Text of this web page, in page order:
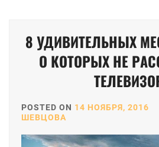
8 УДИВИТЕЛЬНЫХ
О КОТОРЫХ НЕ
POSTED ON 14 НОЯБРЯ, 2016
ШЕВЦОВА